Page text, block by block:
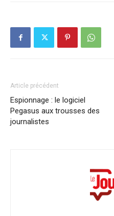
Article précédent
Espionnage : le logiciel
Pegasus aux trousses des
journalistes